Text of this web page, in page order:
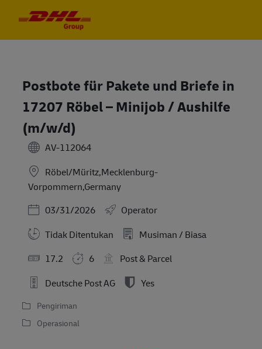
Postbote für Pakete und Briefe in
17207 Röbel – Minijob / Aushilfe
(m/w/d)
AV-112064
Röbel/Müritz,Mecklenburg-
Vorpommern,Germany
Posted Date
03/31/2026
Operator
Tidak Ditentukan
Musiman / Biasa
17.2
6
Post & Parcel
Deutsche Post AG
Yes
Pengiriman
Operasional